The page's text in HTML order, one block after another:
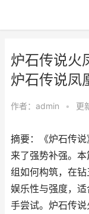
炉石传说火
炉石传说凤
作者： admin • 更
摘要：《炉石传
来了强势补强。
组如何构筑，在
娱乐性与强度，
手尝试。炉石传